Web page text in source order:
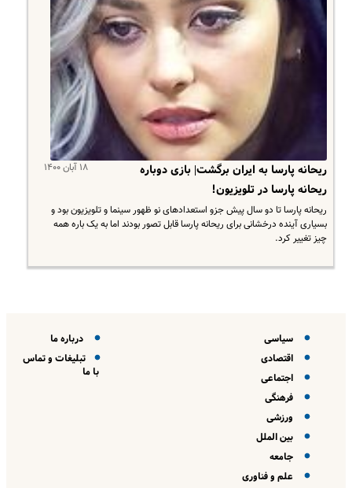
۱۸ آبان ۱۴۰۰
ریحانه پارسا به ایران برگشت| بازی دوباره
ریحانه پارسا در تلویزیون!
ریحانه پارسا تا دو سال پیش جزو استعدادهای نو ظهور سینما و تلویزیون بود و
بسیاری آینده درخشانی برای ریحانه پارسا قابل تصور بودند اما به یک باره همه
چیز تغییر کرد.
سیاسی
اقتصادی
اجتماعی
فرهنگی
ورزشی
بین الملل
جامعه
علم و فناوری
درباره ما
تبلیغات و تماس
با ما